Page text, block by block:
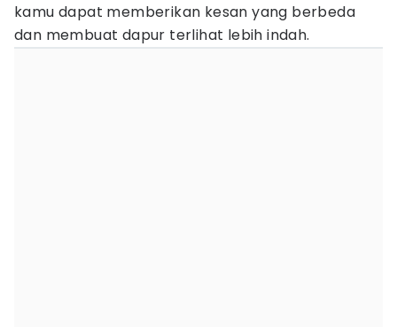
kamu dapat memberikan kesan yang berbeda
dan membuat dapur terlihat lebih indah.